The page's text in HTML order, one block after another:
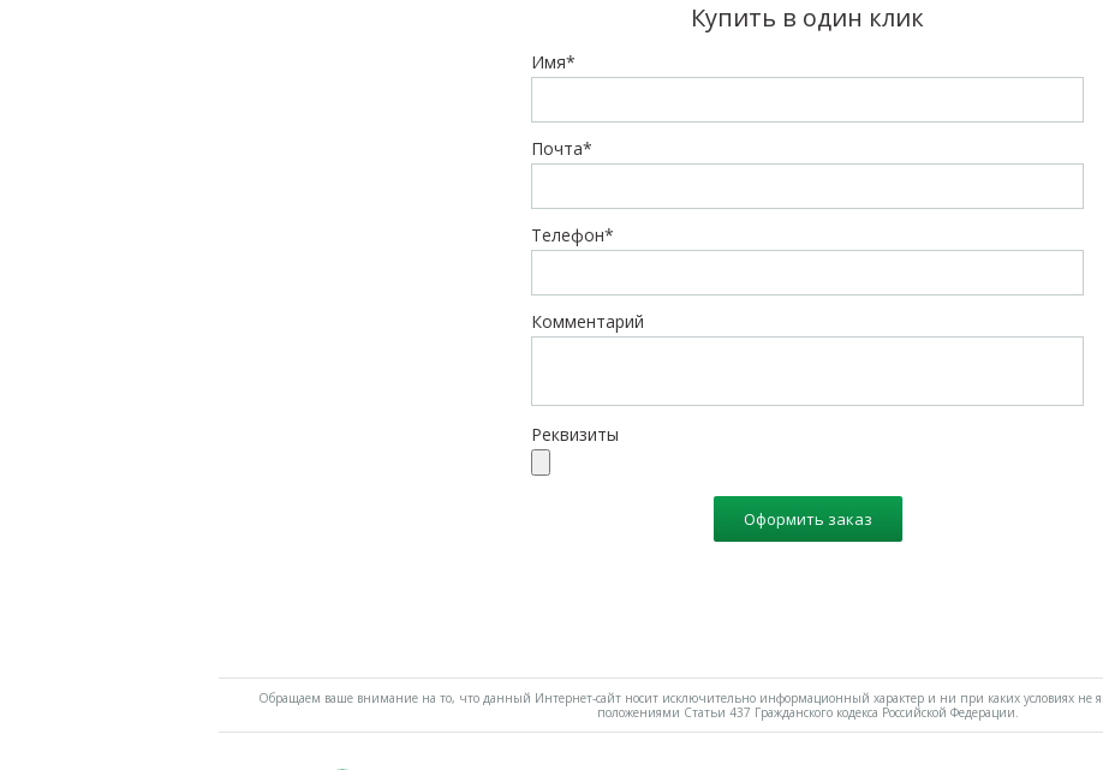
Купить в один клик
Имя*
Почта*
Телефон*
Комментарий
Реквизиты
Оформить заказ
Обращаем ваше внимание на то, что данный Интернет-сайт носит исключительно информационный характер и ни при каких условиях не
положениями Статьи 437 Гражданского кодекса Российской Федерации.